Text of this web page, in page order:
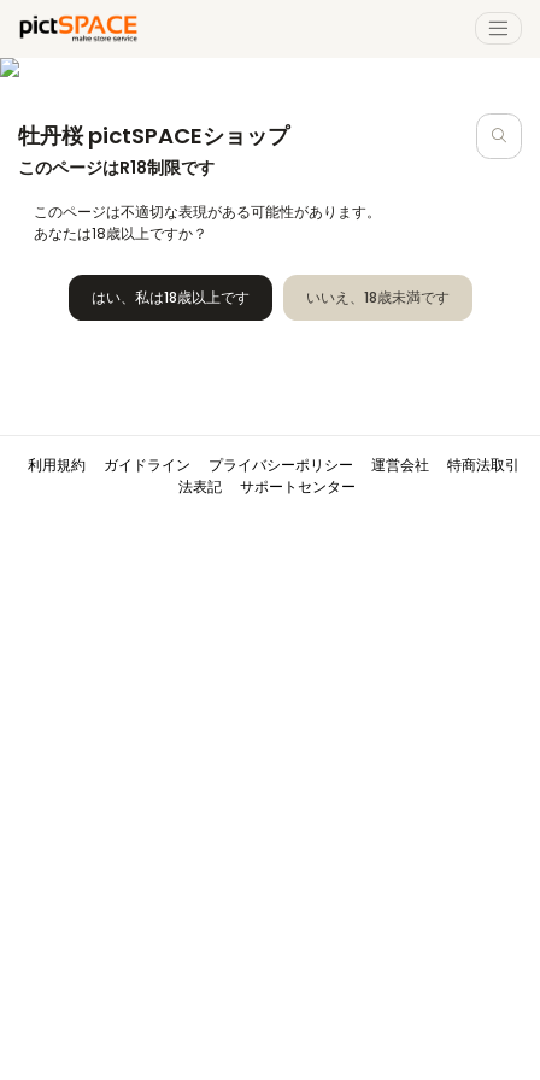
牡丹桜 pictSPACEショップ
このページはR18制限です
このページは不適切な表現がある可能性があります。
あなたは18歳以上ですか？
はい、私は18歳以上です いいえ、18歳未満です
利用規約 ガイドライン プライバシーポリシー 運営会社
特商法取引
法表記
サポートセンター